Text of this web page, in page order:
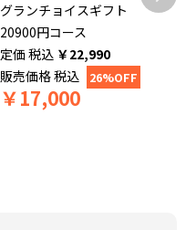
グランチョイスギフト
20900円コース
税込 ￥22,990
販売価格税込
￥17,000
26%OFF